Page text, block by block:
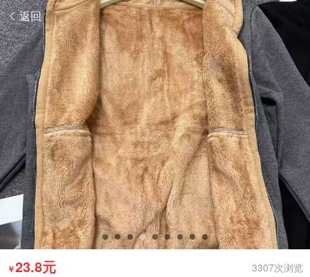
返回
￥23.8元 3307次浏览